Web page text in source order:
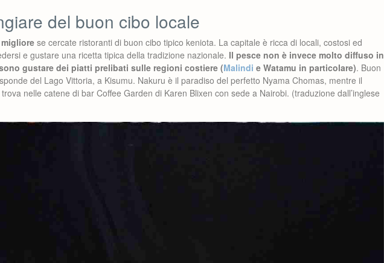
del buon cibo locale
se cercate ristoranti di buon cibo tipico keniota. La capitale è ricca di locali, costosi ed
e gustare una ricetta tipica della tradizione nazionale. Il pesce non è invece molto diffuso in
gustare dei piatti prelibati sulle regioni costiere (Malindi e Watamu in particolare). Buon
del Lago Vittoria, a Kisumu. Nakuru è il paradiso del perfetto Nyama Chomas, mentre il
nelle catene di bar Coffee Garden di Karen Blixen con sede a Nairobi. (traduzione dall’inglese